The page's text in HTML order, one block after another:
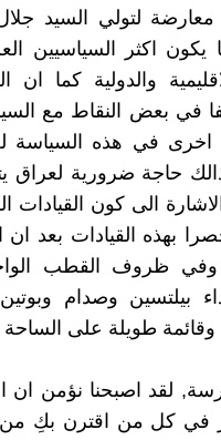
لتولي السيد
اكثر السياسيين
والدولية كما
في بعض النقاط مع
في هذه السياسة
حاجة ضرورية لعراق
الى كون القيادات
بهذه القيادات بعد
وفي ظروف القطب
بيلتسين وصدام
طويلة على الساحة
لقد اصبحنا نؤمن
في كل من اقترن بكِ من